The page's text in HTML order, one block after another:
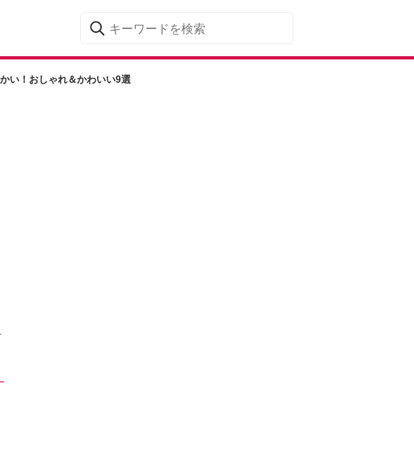
い！おしゃれ＆かわいい9選